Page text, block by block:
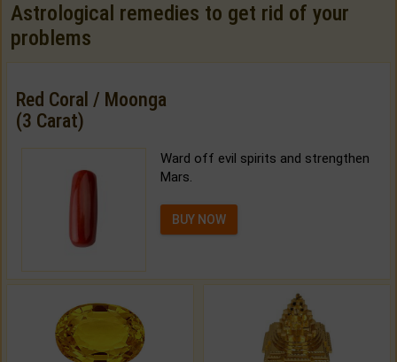
Astrological remedies to get rid of your
problems
Red Coral / Moonga
(3 Carat)
Ward off evil spirits and strengthen
Mars.
BUY NOW